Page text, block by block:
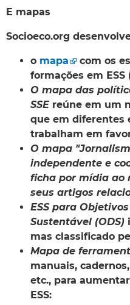
E mapas
Socioeco.org
o mapa
com os
formações em ESS
O mapa das
SSE reúne em um
que em diferentes
trabalham em
O mapa
independente e
ficha por mídia ao
seus artigos
ESS para
Sustentável (ODS)
mas classificado
Mapa de
manuais,
etc., para
ESS: